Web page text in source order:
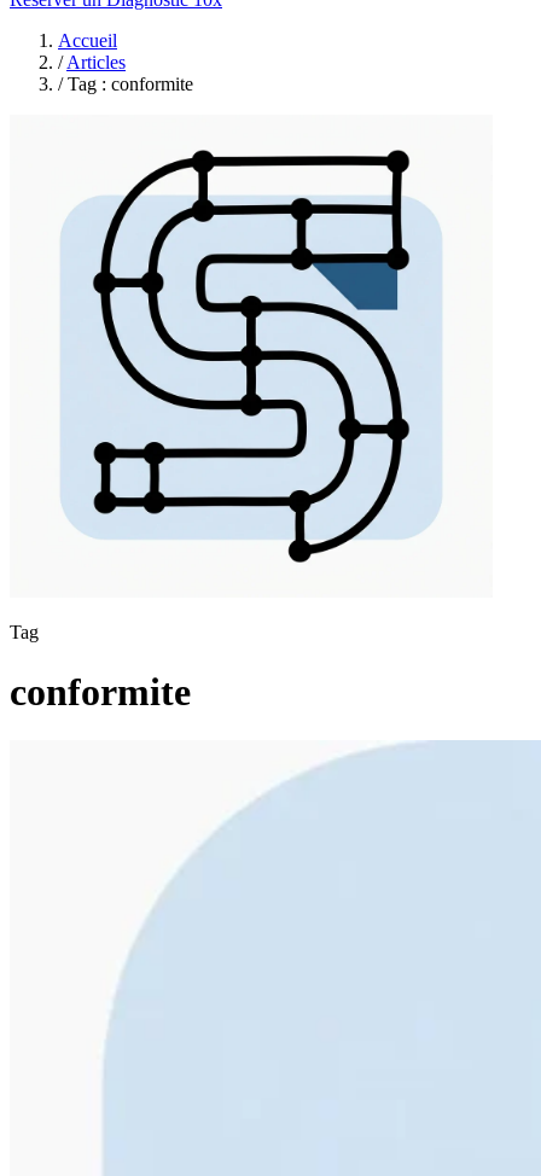
Accueil
/ Articles
/ Tag : conformite
Tag
conformite